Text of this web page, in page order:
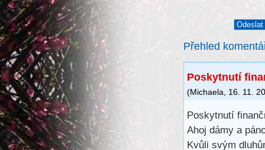
Přehled
Poskytnutí
(Michaela 16. 11.
Poskytnutí
Ahoj dámy a
Kvůli svým